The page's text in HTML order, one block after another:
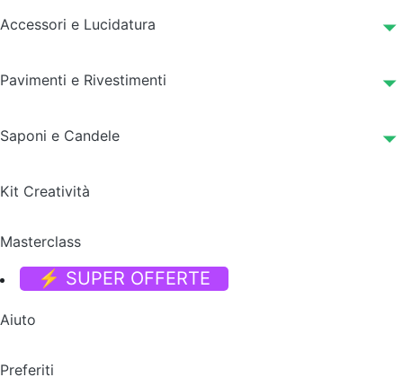
Accessori e Lucidatura
Pavimenti e Rivestimenti
Saponi e Candele
Kit Creatività
Masterclass
⚡ SUPER OFFERTE
Aiuto
Preferiti